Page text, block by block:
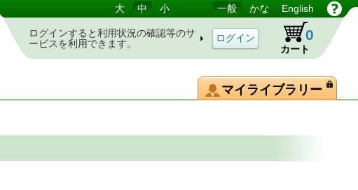
大 中 小 一般 かな English
ログインすると利用状況の確認等のサ
ービスを利用できます。
カート
0
マイライブラリー